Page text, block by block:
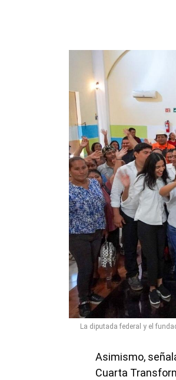
La diputada federal y el
Asimismo,
Cuarta